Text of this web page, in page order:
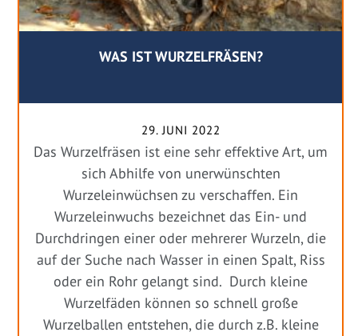
WAS IST WURZELFRÄSEN?
29. JUNI 2022
Das Wurzelfräsen ist eine sehr effektive Art, um
sich Abhilfe von unerwünschten
Wurzeleinwüchsen zu verschaffen. Ein
Wurzeleinwuchs bezeichnet das Ein- und
Durchdringen einer oder mehrerer Wurzeln, die
auf der Suche nach Wasser in einen Spalt, Riss
oder ein Rohr gelangt sind. Durch kleine
Wurzelfäden können so schnell große
Wurzelballen entstehen, die durch z.B. kleine